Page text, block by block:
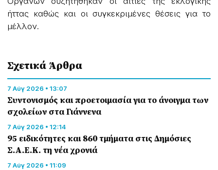
ήττας καθώς και οι συγκεκριμένες θέσεις για το
μέλλον.
Σχετικά Άρθρα
7 Αύγ 2026 • 13:07
Συντονισμός και προετοιμασία για το άνοιγμα των
σχολείων στα Γιάννενα
7 Αύγ 2026 • 12:14
95 ειδικότητες και 860 τμήματα στις Δημόσιες
Σ.Α.Ε.Κ. τη νέα χρονιά
7 Αύγ 2026 • 11:09